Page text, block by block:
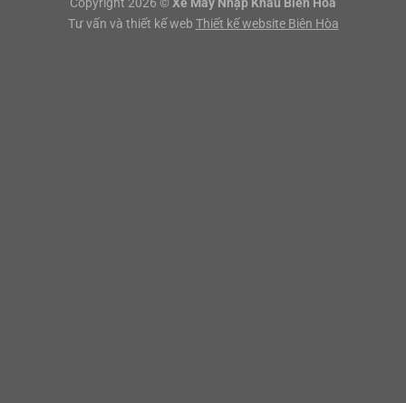
Tư vấn và thiết kế web Thiết kế website Biên Hòa